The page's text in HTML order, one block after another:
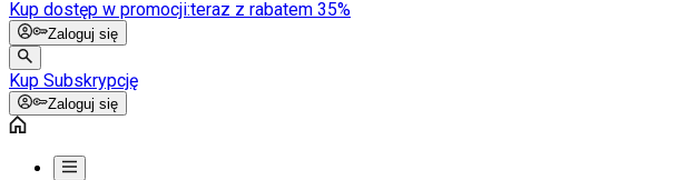
Kup dostęp w promocji:teraz z rabatem 35%
Zaloguj się
Kup Subskrypcję
Zaloguj się